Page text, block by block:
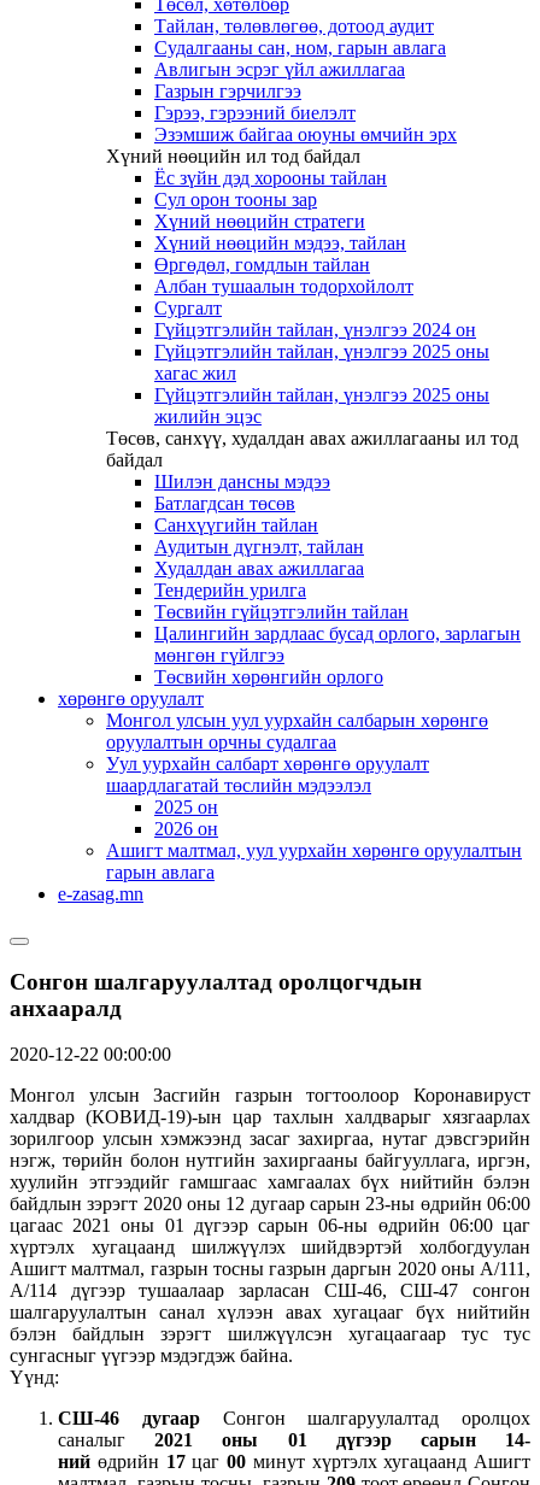
Төсөл, хөтөлбөр
Тайлан, төлөвлөгөө, дотоод аудит
Судалгааны сан, ном, гарын авлага
Авлигын эсрэг үйл ажиллагаа
Газрын гэрчилгээ
Гэрээ, гэрээний биелэлт
Эзэмшиж байгаа оюуны өмчийн эрх
Хүний нөөцийн ил тод байдал
Ёс зүйн дэд хорооны тайлан
Сул орон тооны зар
Хүний нөөцийн стратеги
Хүний нөөцийн мэдээ, тайлан
Өргөдөл, гомдлын тайлан
Албан тушаалын тодорхойлолт
Сургалт
Гүйцэтгэлийн тайлан, үнэлгээ 2024 он
Гүйцэтгэлийн тайлан, үнэлгээ 2025 оны
хагас жил
Гүйцэтгэлийн тайлан, үнэлгээ 2025 оны
жилийн эцэс
Төсөв, санхүү, худалдан авах ажиллагааны ил тод
байдал
Шилэн дансны мэдээ
Батлагдсан төсөв
Санхүүгийн тайлан
Аудитын дүгнэлт, тайлан
Худалдан авах ажиллагаа
Тендерийн урилга
Төсвийн гүйцэтгэлийн тайлан
Цалингийн зардлаас бусад орлого, зарлагын
мөнгөн гүйлгээ
Төсвийн хөрөнгийн орлого
хөрөнгө оруулалт
Монгол улсын уул уурхайн салбарын хөрөнгө
оруулалтын орчны судалгаа
Уул уурхайн салбарт хөрөнгө оруулалт
шаардлагатай төслийн мэдээлэл
2025 он
2026 он
Ашигт малтмал, уул уурхайн хөрөнгө оруулалтын
гарын авлага
e-zasag.mn
Сонгон шалгаруулалтад оролцогчдын
анхааралд
2020-12-22 00:00:00
Монгол улсын Засгийн газрын тогтоолоор Коронавируст
халдвар (КОВИД-19)-ын цар тахлын халдварыг хязгаарлах
зорилгоор улсын хэмжээнд засаг захиргаа, нутаг дэвсгэрийн
нэгж, төрийн болон нутгийн захиргааны байгууллага, иргэн,
хуулийн этгээдийг гамшгаас хамгаалах бүх нийтийн бэлэн
байдлын зэрэгт 2020 оны 12 дугаар сарын 23-ны өдрийн 06:00
цагаас 2021 оны 01 дүгээр сарын 06-ны өдрийн 06:00 цаг
хүртэлх хугацаанд шилжүүлэх шийдвэртэй холбогдуулан
Ашигт малтмал, газрын тосны газрын даргын 2020 оны А/111,
А/114 дүгээр тушаалаар зарласан СШ-46, СШ-47 сонгон
шалгаруулалтын санал хүлээн авах хугацааг бүх нийтийн
бэлэн байдлын зэрэгт шилжүүлсэн хугацаагаар тус тус
сунгасныг үүгээр мэдэгдэж байна.
Үүнд:
СШ-46 дугаарСонгон шалгаруулалтад оролцох
саналыг2021 оны 01 дүгээрсарын 14-
ний өдрийн 17цаг 00 минут хүртэлх хугацаанд Ашигт